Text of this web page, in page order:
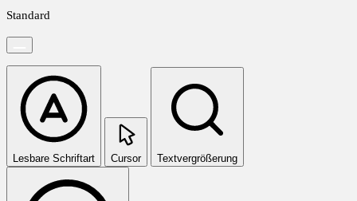
Standard
Lesbare Schriftart Cursor Textvergrößerung